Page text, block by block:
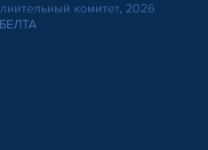
комитет, 2026
БЕЛТА